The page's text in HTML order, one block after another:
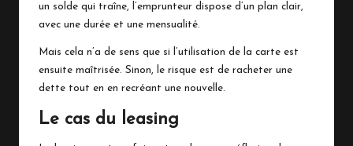
un solde qui traîne, l’emprunteur dispose d’un plan clair,
avec une durée et une mensualité.
Mais cela n’a de sens que si l’utilisation de la carte est
ensuite maîtrisée. Sinon, le risque est de racheter une
dette tout en en recréant une nouvelle.
Le cas du leasing